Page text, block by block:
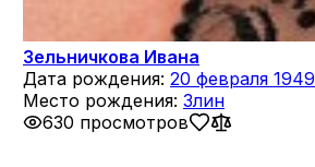
Зельничкова Ивана
Дата рождения: 20 февраля 1949
Место рождения: Злин
630 просмотров